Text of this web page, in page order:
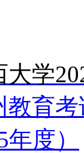
大学
教育
度）